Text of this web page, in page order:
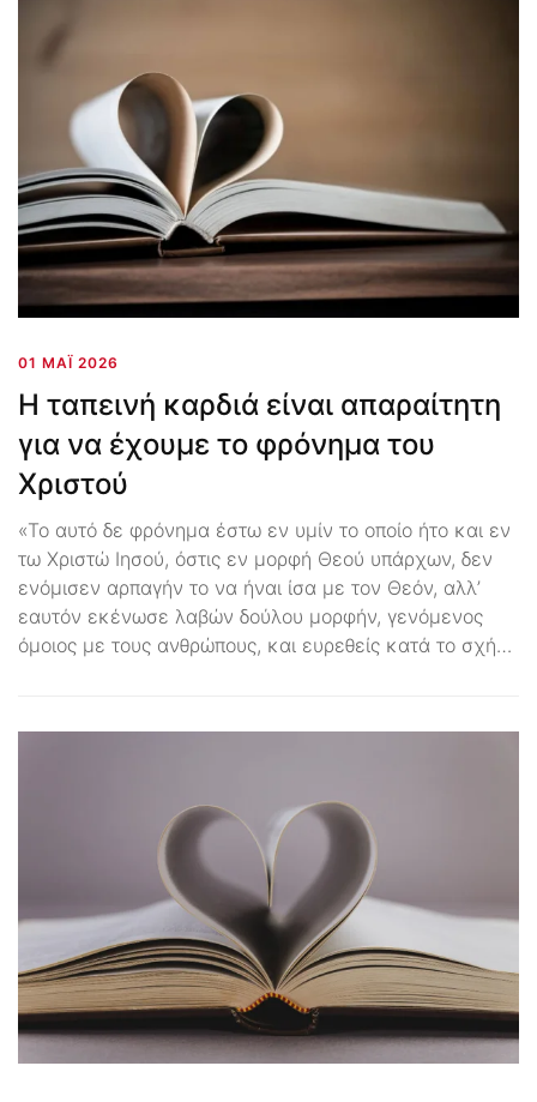
01 ΜΆΙ 2026
Η ταπεινή καρδιά είναι απαραίτητη
για να έχουμε το φρόνημα του
Χριστού
«Το αυτό δε φρόνημα έστω εν υμίν το οποίο ήτο και εν
τω Χριστώ Ιησού, όστις εν μορφή Θεού υπάρχων, δεν
ενόμισεν αρπαγήν το να ήναι ίσα με τον Θεόν, αλλ’
εαυτόν εκένωσε λαβών δούλου μορφήν, γενόμενος
όμοιος με τους ανθρώπους, και ευρεθείς κατά το σχή…